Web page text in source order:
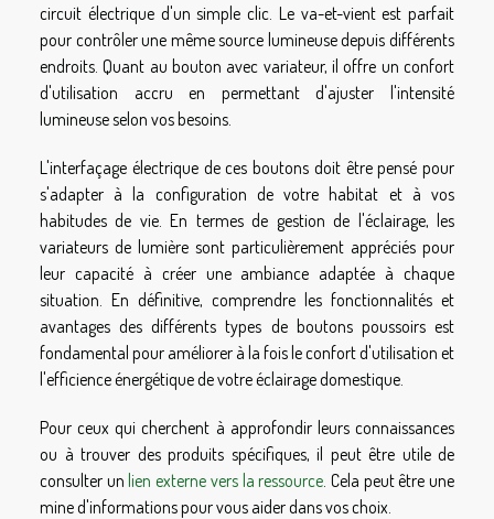
circuit électrique d'un simple clic. Le va-et-vient est parfait
pour contrôler une même source lumineuse depuis différents
endroits. Quant au bouton avec variateur, il offre un confort
d'utilisation accru en permettant d'ajuster l'intensité
lumineuse selon vos besoins.
L'interfaçage électrique de ces boutons doit être pensé pour
s'adapter à la configuration de votre habitat et à vos
habitudes de vie. En termes de gestion de l'éclairage, les
variateurs de lumière sont particulièrement appréciés pour
leur capacité à créer une ambiance adaptée à chaque
situation. En définitive, comprendre les fonctionnalités et
avantages des différents types de boutons poussoirs est
fondamental pour améliorer à la fois le confort d'utilisation et
l'efficience énergétique de votre éclairage domestique.
Pour ceux qui cherchent à approfondir leurs connaissances
ou à trouver des produits spécifiques, il peut être utile de
consulter unlien externe vers la ressource . Cela peut être une
mine d'informations pour vous aider dans vos choix.